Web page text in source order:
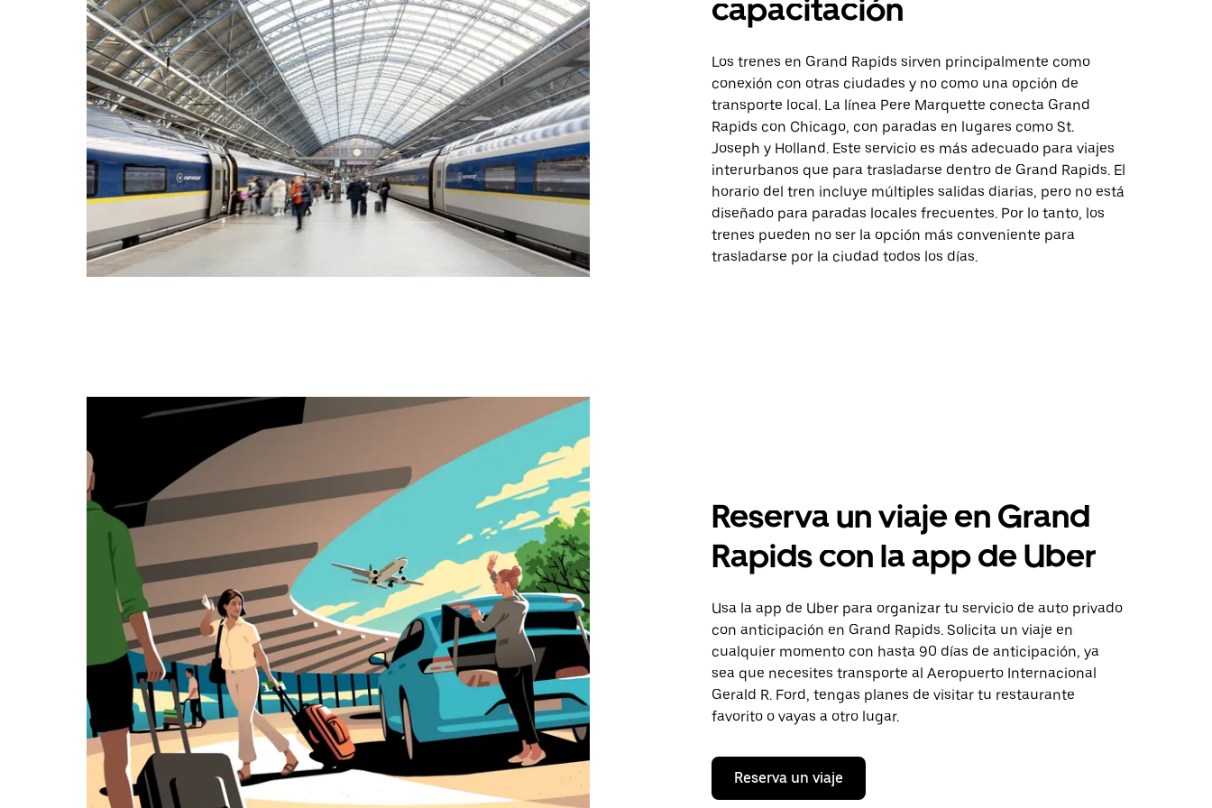
capacitación
Los trenes en Grand Rapids sirven principalmente como
conexión con otras ciudades y no como una opción de
transporte local. La línea Pere Marquette conecta Grand
Rapids con Chicago, con paradas en lugares como St.
Joseph y Holland. Este servicio es más adecuado para viajes
interurbanos que para trasladarse dentro de Grand Rapids. El
horario del tren incluye múltiples salidas diarias, pero no está
diseñado para paradas locales frecuentes. Por lo tanto, los
trenes pueden no ser la opción más conveniente para
trasladarse por la ciudad todos los días.
Reserva un viaje en Grand
Rapids con la app de Uber
Usa la app de Uber para organizar tu servicio de auto privado
con anticipación en Grand Rapids. Solicita un viaje en
cualquier momento con hasta 90 días de anticipación, ya
sea que necesites transporte al Aeropuerto Internacional
Gerald R. Ford, tengas planes de visitar tu restaurante
favorito o vayas a otro lugar.
Reserva un viaje